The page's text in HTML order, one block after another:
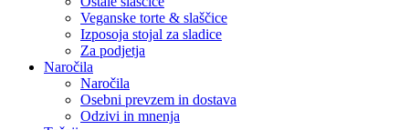
Veganske torte & slaščice
Izposoja stojal za sladice
Za podjetja
Naročila
Naročila
Osebni prevzem in dostava
Odzivi in mnenja